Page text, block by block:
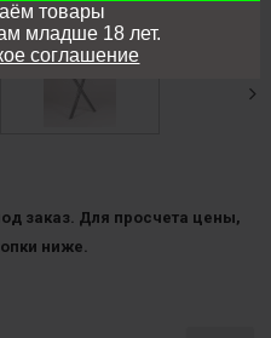
заказ. Для просчета цены,
ниже.
товары
младше 18 лет.
соглашение